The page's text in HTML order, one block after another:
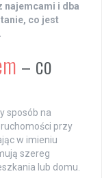
najemcami i dba
co jest
– co
sposób na
przy
w imieniu
szereg
lub domu.